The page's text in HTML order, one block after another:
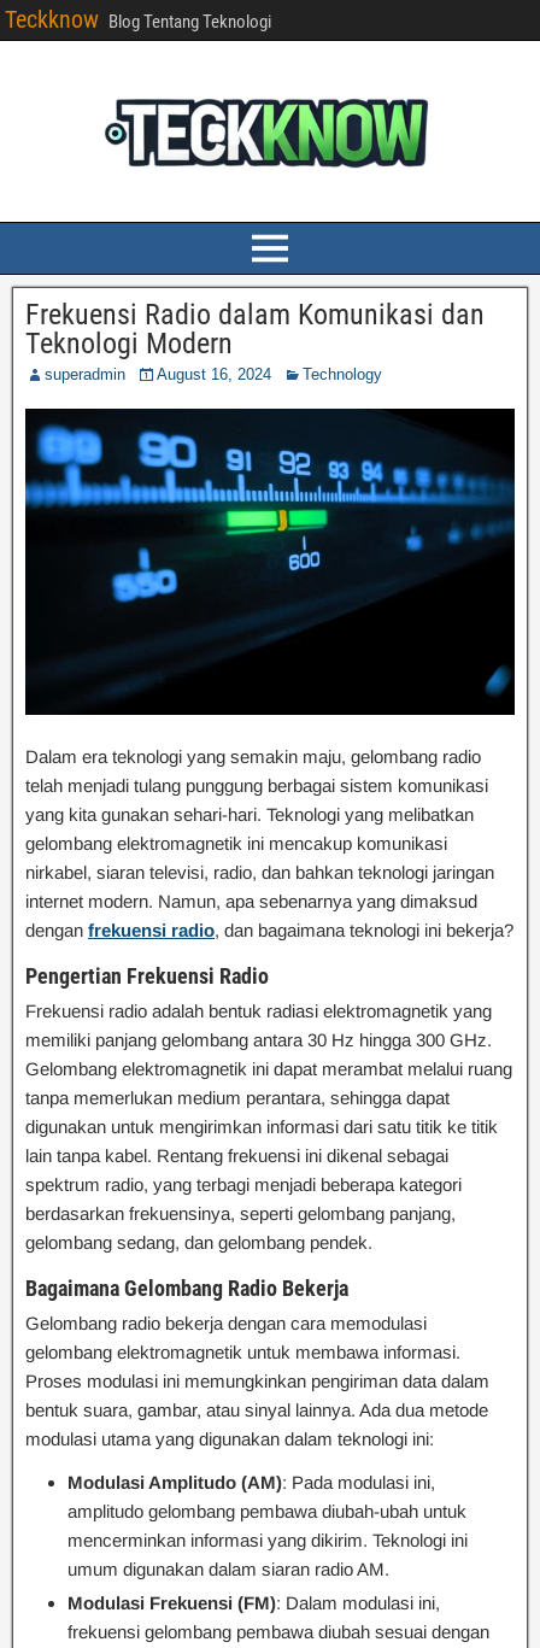
Teckknow Blog Tentang Teknologi
Frekuensi Radio dalam Komunikasi dan
Teknologi Modern
superadmin August 16, 2024 Technology
Dalam era teknologi yang semakin maju, gelombang radio
telah menjadi tulang punggung berbagai sistem komunikasi
yang kita gunakan sehari-hari. Teknologi yang melibatkan
gelombang elektromagnetik ini mencakup komunikasi
nirkabel, siaran televisi, radio, dan bahkan teknologi jaringan
internet modern. Namun, apa sebenarnya yang dimaksud
dengan frekuensi radio, dan bagaimana teknologi ini bekerja?
Pengertian Frekuensi Radio
Frekuensi radio adalah bentuk radiasi elektromagnetik yang
memiliki panjang gelombang antara 30 Hz hingga 300 GHz.
Gelombang elektromagnetik ini dapat merambat melalui ruang
tanpa memerlukan medium perantara, sehingga dapat
digunakan untuk mengirimkan informasi dari satu titik ke titik
lain tanpa kabel. Rentang frekuensi ini dikenal sebagai
spektrum radio, yang terbagi menjadi beberapa kategori
berdasarkan frekuensinya, seperti gelombang panjang,
gelombang sedang, dan gelombang pendek.
Bagaimana Gelombang Radio Bekerja
Gelombang radio bekerja dengan cara memodulasi
gelombang elektromagnetik untuk membawa informasi.
Proses modulasi ini memungkinkan pengiriman data dalam
bentuk suara, gambar, atau sinyal lainnya. Ada dua metode
modulasi utama yang digunakan dalam teknologi ini:
Modulasi Amplitudo (AM): Pada modulasi ini,
amplitudo gelombang pembawa diubah-ubah untuk
mencerminkan informasi yang dikirim. Teknologi ini
umum digunakan dalam siaran radio AM.
Modulasi Frekuensi (FM): Dalam modulasi ini,
frekuensi gelombang pembawa diubah sesuai dengan